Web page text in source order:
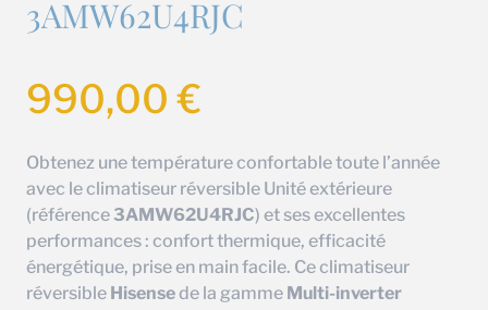
3AMW62U4RJC
990,00€
Obtenez une température confortable toute l’année
avec le climatiseur réversible Unité extérieure
(référence 3AMW62U4RJC) et ses excellentes
performances : confort thermique, efficacité
énergétique, prise en main facile. Ce climatiseur
réversible Hisensede la gamme Multi-inverter